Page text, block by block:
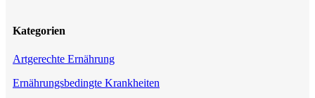
Kategorien
Artgerechte Ernährung
Ernährungsbedingte Krankheiten